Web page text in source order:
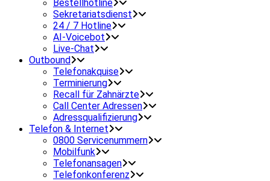
Bestellhotline
Sekretariatsdienst
24 / 7 Hotline
AI-Voicebot
Live-Chat
Outbound
Telefonakquise
Terminierung
Recall für Zahnärzte
Call Center Adressen
Adressqualifizierung
Telefon & Internet
0800 Servicenummern
Mobilfunk
Telefonansagen
Telefonkonferenz